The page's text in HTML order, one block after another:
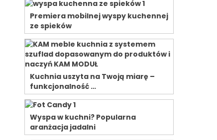
Premiera mobilnej wyspy kuchennej
ze spieków
Kuchnia uszyta na Twoją miarę –
funkcjonalność …
Wyspa w kuchni? Popularna
aranżacja jadalni